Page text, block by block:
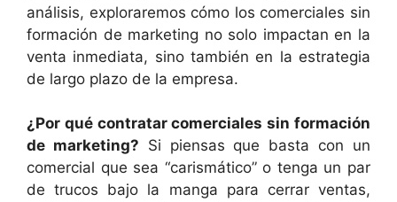
análisis, exploraremos cómo los comerciales sin
formación de marketing no solo impactan en la
venta inmediata, sino también en la estrategia
de largo plazo de la empresa.
¿Por qué contratar comerciales sin formación
de marketing? Si piensas que basta con un
comercial que sea “carismático” o tenga un par
de trucos bajo la manga para cerrar ventas,